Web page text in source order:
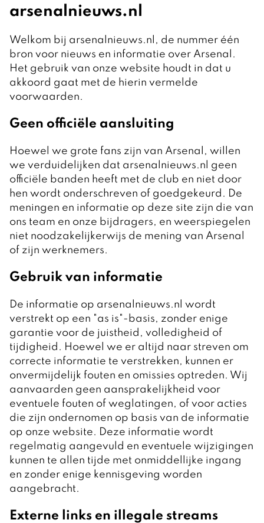
arsenalnieuws.nl
Welkom bij arsenalnieuws.nl, de nummer één
bron voor nieuws en informatie over Arsenal.
Het gebruik van onze website houdt in dat u
akkoord gaat met de hierin vermelde
voorwaarden.
Geen officiële aansluiting
Hoewel we grote fans zijn van Arsenal, willen
we verduidelijken dat arsenalnieuws.nl geen
officiële banden heeft met de club en niet door
hen wordt onderschreven of goedgekeurd. De
meningen en informatie op deze site zijn die van
ons team en onze bijdragers, en weerspiegelen
niet noodzakelijkerwijs de mening van Arsenal
of zijn werknemers.
Gebruik van informatie
De informatie op arsenalnieuws.nl wordt
verstrekt op een "as is"-basis, zonder enige
garantie voor de juistheid, volledigheid of
tijdigheid. Hoewel we er altijd naar streven om
correcte informatie te verstrekken, kunnen er
onvermijdelijk fouten en omissies optreden. Wij
aanvaarden geen aansprakelijkheid voor
eventuele fouten of weglatingen, of voor acties
die zijn ondernomen op basis van de informatie
op onze website. Deze informatie wordt
regelmatig aangevuld en eventuele wijzigingen
kunnen te allen tijde met onmiddellijke ingang
en zonder enige kennisgeving worden
aangebracht.
Externe links en illegale streams